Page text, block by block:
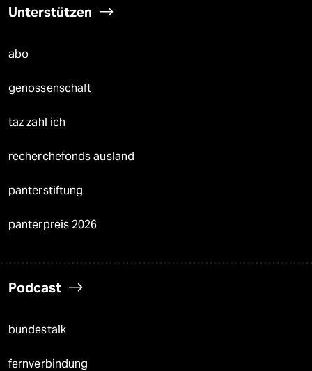
Unterstützen
abo
genossenschaft
taz zahl ich
recherchefonds ausland
panterstiftung
panterpreis 2026
Podcast
bundestalk
fernverbindung